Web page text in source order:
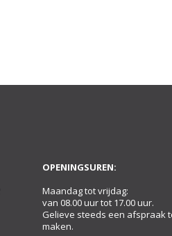
OPENINGSUREN:
Maandag tot vrijdag:
van 08.00 uur tot 17.00 uur.
Gelieve steeds een afspraak
maken.